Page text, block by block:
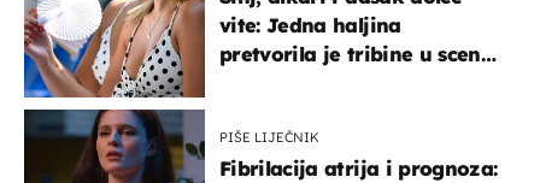
vite: Jedna haljina
pretvorila je tribine u scenu
PIŠE LIJEČNIK
Fibrilacija atrija i prognoza: